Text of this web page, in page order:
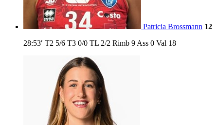
Patricia Brossmann 12
28:53′ T2 5/6 T3 0/0 TL 2/2 Rimb 9 Ass 0 Val 18